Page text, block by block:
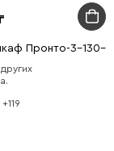
Пронто-3-130-
+119